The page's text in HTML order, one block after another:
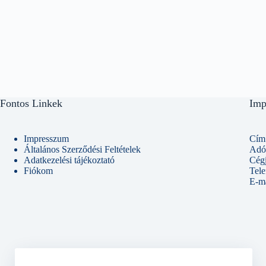
Fontos Linkek
Impresszum
Általános Szerződési Feltételek
Adatkezelési tájékoztató
Fiókom
E-